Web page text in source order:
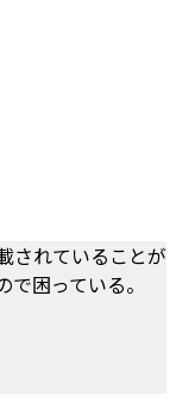
されていることが
困っている。